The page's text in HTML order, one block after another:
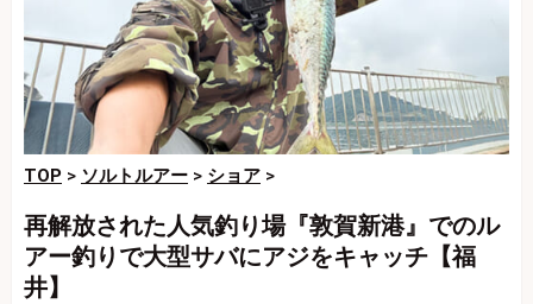
TOP > ソルトルアー > ショア >
再解放された人気釣り場『敦賀新港』でのル
アー釣りで大型サバにアジをキャッチ【福
井】